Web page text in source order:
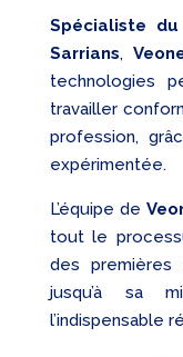
Spécialiste
Sarrians,
technologies
travailler
profession,
expérimentée.
L’équipe de
tout le
des
jusqu’à sa
l’indispensable